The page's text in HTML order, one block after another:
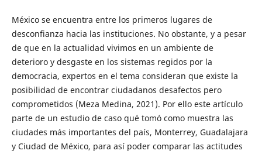
México se encuentra entre los primeros lugares de
desconfianza hacia las instituciones. No obstante, y a pesar
de que en la actualidad vivimos en un ambiente de
deterioro y desgaste en los sistemas regidos por la
democracia, expertos en el tema consideran que existe la
posibilidad de encontrar ciudadanos desafectos pero
comprometidos (Meza Medina, 2021). Por ello este artículo
parte de un estudio de caso qué tomó como muestra las
ciudades más importantes del país, Monterrey, Guadalajara
y Ciudad de México, para así poder comparar las actitudes